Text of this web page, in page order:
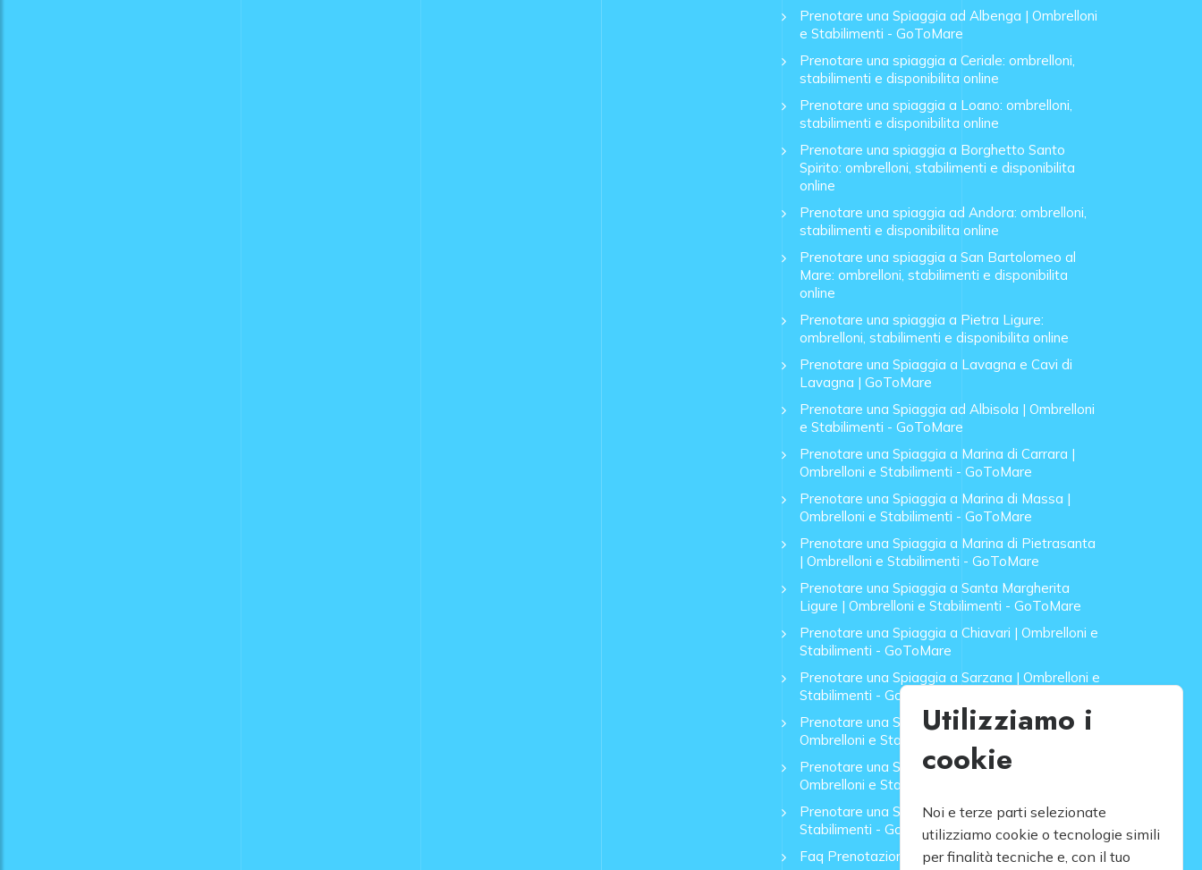
Prenotare una Spiaggia ad Albenga | Ombrelloni
e Stabilimenti - GoToMare
Prenotare una spiaggia a Ceriale: ombrelloni,
stabilimenti e disponibilita online
Prenotare una spiaggia a Loano: ombrelloni,
stabilimenti e disponibilita online
Prenotare una spiaggia a Borghetto Santo
Spirito: ombrelloni, stabilimenti e disponibilita
online
Prenotare una spiaggia ad Andora: ombrelloni,
stabilimenti e disponibilita online
Prenotare una spiaggia a San Bartolomeo al
Mare: ombrelloni, stabilimenti e disponibilita
online
Prenotare una spiaggia a Pietra Ligure:
ombrelloni, stabilimenti e disponibilita online
Prenotare una Spiaggia a Lavagna e Cavi di
Lavagna | GoToMare
Prenotare una Spiaggia ad Albisola | Ombrelloni
e Stabilimenti - GoToMare
Prenotare una Spiaggia a Marina di Carrara |
Ombrelloni e Stabilimenti - GoToMare
Prenotare una Spiaggia a Marina di Massa |
Ombrelloni e Stabilimenti - GoToMare
Prenotare una Spiaggia a Marina di Pietrasanta
| Ombrelloni e Stabilimenti - GoToMare
Prenotare una Spiaggia a Santa Margherita
Ligure | Ombrelloni e Stabilimenti - GoToMare
Prenotare una Spiaggia a Chiavari | Ombrelloni e
Stabilimenti - GoToMare
Prenotare una Spiaggia a Sarzana | Ombrelloni e
Stabilimenti - GoToMare
Prenotare una Spiaggia a Forte dei Marmi |
Ombrelloni e Stabilimenti - GoToMare
Prenotare una Spiaggia a Lido di Camaiore |
Ombrelloni e Stabilimenti - GoToMare
Prenotare una Spiaggia a Rapallo | Ombrelloni e
Stabilimenti - GoToMare
Faq Prenotazione Spiagge
Utilizziamo i
cookie
Noi e terze parti selezionate
utilizziamo cookie o tecnologie simili
per finalità tecniche e, con il tuo